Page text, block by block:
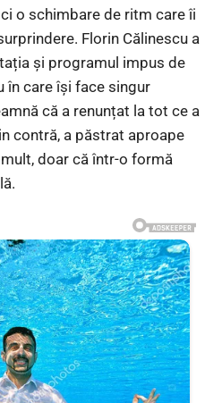
o schimbare de ritm care îi
Florin Călinescu a
și programul impus de
în care își face singur
că a renunțat la tot ce a
contră, a păstrat aproape
doar că într-o formă